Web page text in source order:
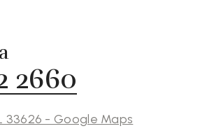
2660
33626 - Google Maps